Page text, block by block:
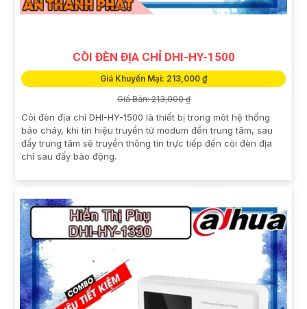
CÒI ĐÈN ĐỊA CHỈ DHI-HY-1500
Giá Khuyến Mại: 213,000 ₫
Giá Bán: 213,000 ₫
Còi đèn địa chỉ DHI-HY-1500 là thiết bị trong môt hệ thống
báo cháy, khi tín hiệu truyền từ modum đền trung tâm, sau
đấy trung tâm sẽ truyền thông tin trực tiếp đến còi đèn địa
chỉ sau đấy báo động.